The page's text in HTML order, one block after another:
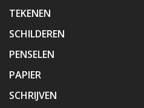
TEKENEN
SCHILDEREN
PENSELEN
PAPIER
SCHRIJVEN